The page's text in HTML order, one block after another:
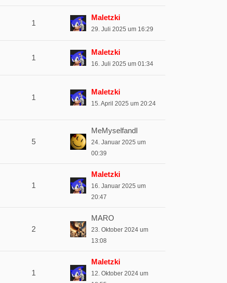
1
Maletzki
29. Juli 2025 um 16:29
1
Maletzki
16. Juli 2025 um 01:34
1
Maletzki
15. April 2025 um 20:24
5
MeMyselfandI
24. Januar 2025 um
00:39
1
Maletzki
16. Januar 2025 um
20:47
2
MARO
23. Oktober 2024 um
13:08
1
Maletzki
12. Oktober 2024 um